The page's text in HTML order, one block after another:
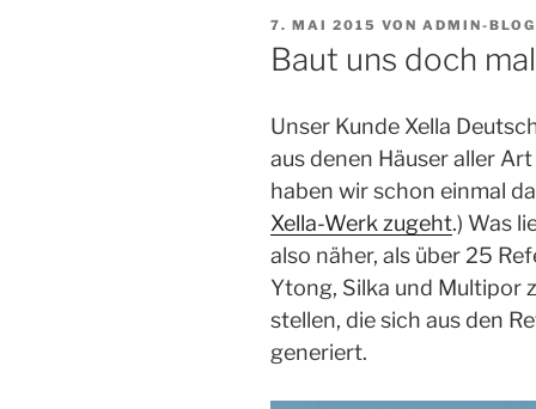
VERÖFFENTLICHT
AM
7. MAI 2015 VON ADMIN-
Baut uns doch
Unser Kunde Xella
aus denen Häuser aller
haben wir schon einmal
Xella-Werk zugeht.) Was
also näher, als über 25
Ytong, Silka und Multipor
stellen, die sich aus den
generiert.